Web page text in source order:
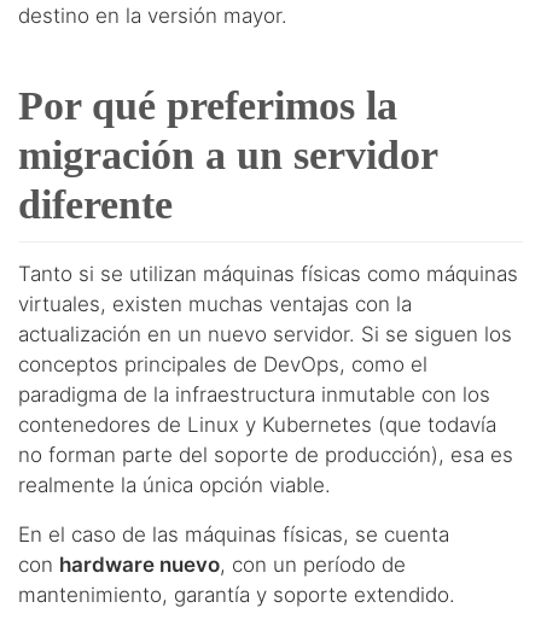
destino en la versión mayor.
Por qué preferimos la
migración a un servidor
diferente
Tanto si se utilizan máquinas físicas como máquinas
virtuales, existen muchas ventajas con la
actualización en un nuevo servidor. Si se siguen los
conceptos principales de DevOps, como el
paradigma de la infraestructura inmutable con los
contenedores de Linux y Kubernetes (que todavía
no forman parte del soporte de producción), esa es
realmente la única opción viable.
En el caso de las máquinas físicas, se cuenta
con hardware nuevo, con un período de
mantenimiento, garantía y soporte extendido.